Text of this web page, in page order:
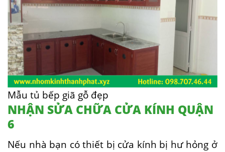
Mẫu tủ bếp giã gỗ đẹp
NHẬN SỬA CHỮA CỬA KÍNH QUẬN
6
Nếu nhà bạn có thiết bị cửa kính bị hư hỏng ở